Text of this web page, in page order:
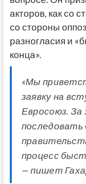
акторов, как со
со стороны
разногласия и
конца».
«Мы
заявку на
Евросоюз. За
процесс
— пишет